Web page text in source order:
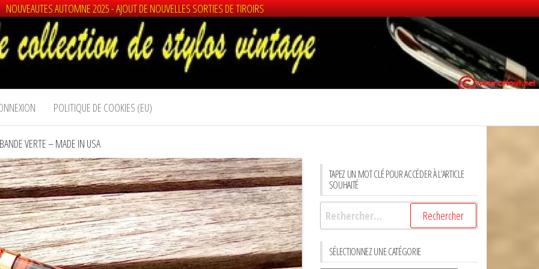
NOUVEAUTES AUTOMNE 2025 - AJOUT DE NOUVELLES SORTIES DE TIROIRS
POLITIQUE DE COOKIES (EU)
VERTE – MADE IN USA
TAPEZ UN MOT CLÉ POUR ACCÉDER À L’ARTICLE
SOUHAITÉ
Rechercher :
SÉLECTIONNEZ UNE CATÉGORIE